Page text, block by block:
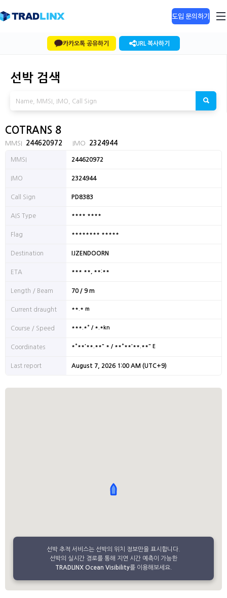
도입 문의하기
카카오톡 공유하기 URL 복사하기
선박 검색
COTRANS 8
MMSI 244620972 IMO 2324944
MMSI 244620972
IMO 2324944
Call Sign PD8383
AIS Type **** ****
Flag ******** *****
Destination IJZENDOORN
ETA *** **, **:**
Length / Beam 70 / 9 m
Current draught **.* m
Course / Speed ***.*° / *.*kn
Coordinates *°**'**.**" * / **°**'**.**" E
Last report August 7, 2026 1:00 AM (UTC+9)
선박 추적 서비스는 선박의 위치 정보만을 표시합니다.
선박의 실시간 경로를 통해 지연 시간 예측이 가능한
TRADLINX Ocean Visibility를 이용해보세요.